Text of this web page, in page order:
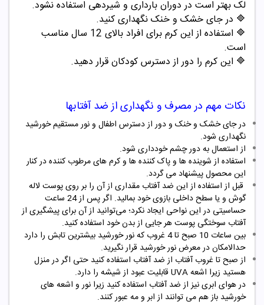
لک بهتر است در دوران بارداری و شیردهی استفاده نشود.
🔷 در جای خشک و خنک نگهداری کنید.
🔷
استفاده از این کرم برای افراد بالای 12 سال مناسب
است.
🔷 این کرم را دور از دسترس کودکان قرار دهید.
نکات مهم در مصرف و نگهداری از ضد آفتابها
در جای خشک و خنک و دور از دسترس اطفال و نور مستقیم خورشید
نگهداری شود.
از استعمال به دور چشم خودداری شود.
استفاده از شوینده ها و پاک کننده ها و کرم های مرطوب کننده در کنار
این محصول پیشنهاد می گردد.
قبل از استفاده از این ضد آفتاب مقداری از آن را بر روی پوست لاله
گوش و یا سطح داخلی بازوی خود بمالید. اگر پس از 24 ساعت
حساسیتی در این نواحی ایجاد نکرد؛ می‌توانید از آن برای پیشگیری از
آفتاب سوختگی پوست هر جایی از بدن خود استفاده کنید.
بین ساعات 10 صبح تا 4 غروب که نور خورشید بیشترین تابش را دارد
حدالامکان در معرض نور خورشید قرار نگیرید.
از صبح تا غروب آفتاب از ضد آفتاب استفاده کنید حتی اگر در منزل
هستید زیرا اشعه UVA قابلیت عبود از شیشه را دارد.
در هوای ابری نیز از ضد آفتاب استفاده کنید زیرا نور و اشعه های
خورشید باز هم می توانند از ابر و مه عبور کنند.